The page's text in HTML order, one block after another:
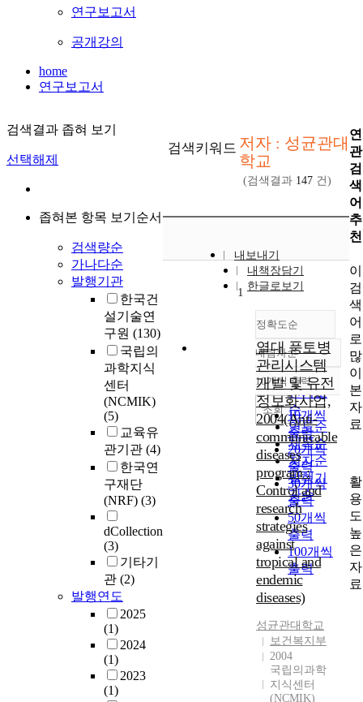
연구보고서
공개강의
home
연구보고서
검색결과 좁혀 보기
선택해제
좁혀본 항목 보기순서
검색량순
가나다순
발행기관
한국건
설기술연
구원 (130)
국립의
과학지식
센터
(NCMIK)
(5)
교육유
관기관 (4)
한국연
구재단
(NRF) (3)
dCollection
(3)
기타기
관 (2)
발행연도
2025
(1)
2024
(1)
2023
(1)
검색키워드 저자 : 성균관대
학교
(검색결과 147 건)
내보내기
내책장담기
한글로보기
정확도순
정확도
순
인기도
순
연도순
제목순
저자순
발행기
관순
내림차순
내림차순
10개씩 출력
10개씩
출력
20개씩
출력
30개씩
출력
50개씩
출력
100개씩
출력
조회
1
열대 풍토병
관리시스템
개발 및 유전
정보화사업,
2004(Anti-
communicable
diseases
program :
Control and
research
strategies
against
tropical and
endemic
diseases)
성균관대학교
보건복지부
2004
국립의과학
지식센터
(NCMIK)
연
관
검
색
어
추
천
이
검
색
어
로
많
이
본
자
료
활
용
도
높
은
자
료